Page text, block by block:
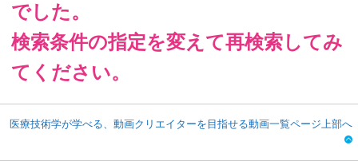
でした。
検索条件の指定を変えて再検索してみ
てください。
医療技術学が学べる、動画クリエイターを目指せる動画一覧ページ上部へ